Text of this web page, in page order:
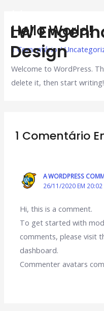
conteúdo
LW
Design
Hello World!
1 Comentário /
Welcome to WordPress.
delete it, then start writing!
1 Comentário
A WORDPRESS
26/11/2020 EM 20:02
Hi, this is a comment.
To get started with
comments, please visit
dashboard.
Commenter avatars